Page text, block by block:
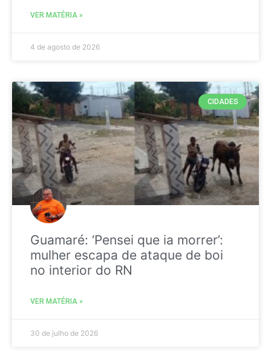
VER MATÉRIA »
4 de agosto de 2026
CIDADES
Guamaré: ‘Pensei que ia morrer’:
mulher escapa de ataque de boi
no interior do RN
VER MATÉRIA »
30 de julho de 2026